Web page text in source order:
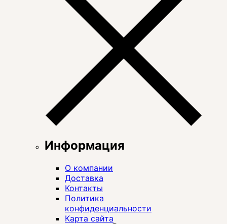
Информация
О компании
Доставка
Контакты
Политика
конфиденциальности
Карта сайта